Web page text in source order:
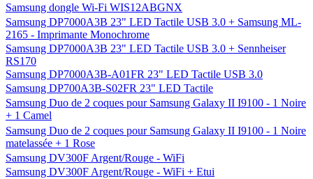
Samsung dongle Wi-Fi WIS12ABGNX
Samsung DP7000A3B 23" LED Tactile USB 3.0 + Samsung ML-
2165 - Imprimante Monochrome
Samsung DP7000A3B 23" LED Tactile USB 3.0 + Sennheiser
RS170
Samsung DP7000A3B-A01FR 23" LED Tactile USB 3.0
Samsung DP700A3B-S02FR 23" LED Tactile
Samsung Duo de 2 coques pour Samsung Galaxy II I9100 - 1 Noire
+ 1 Camel
Samsung Duo de 2 coques pour Samsung Galaxy II I9100 - 1 Noire
matelassée + 1 Rose
Samsung DV300F Argent/Rouge - WiFi
Samsung DV300F Argent/Rouge - WiFi + Etui